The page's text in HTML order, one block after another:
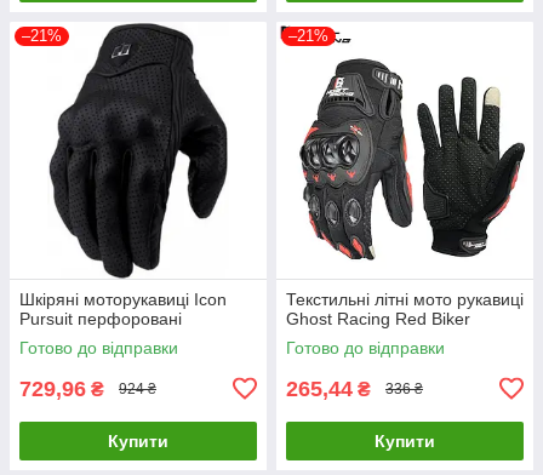
–21%
Шкіряні моторукавиці Icon
Pursuit перфоровані
Готово до відправки
729,96 ₴ 924 ₴
Купити
–21%
Текстильні літні мото рукавиці
Ghost Racing Red Biker
Готово до відправки
265,44 ₴ 336 ₴
Купити